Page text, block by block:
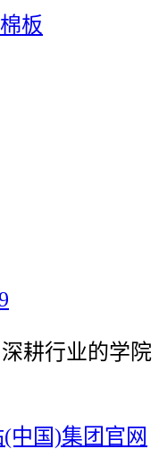
耕行业的学院
(中国)集团官网